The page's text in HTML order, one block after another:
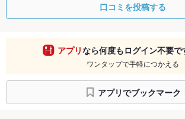
口コミを投稿する
アプリなら何度もログイン不要で
ワンタップで手軽につかえる
アプリでブックマーク